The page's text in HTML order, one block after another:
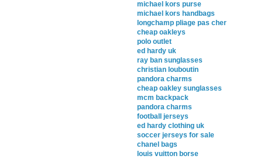
michael kors purse
michael kors handbags
longchamp pliage pas cher
cheap oakleys
polo outlet
ed hardy uk
ray ban sunglasses
christian louboutin
pandora charms
cheap oakley sunglasses
mcm backpack
pandora charms
football jerseys
ed hardy clothing uk
soccer jerseys for sale
chanel bags
louis vuitton borse